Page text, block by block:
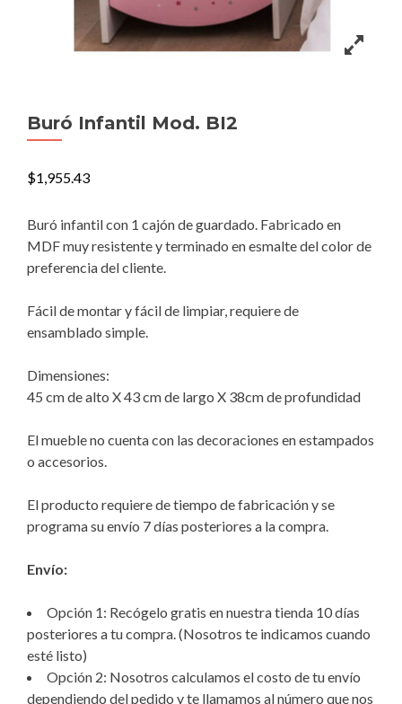
Buró Infantil Mod. BI2
$1,955.43
Buró infantil con 1 cajón de guardado. Fabricado en
MDF muy resistente y terminado en esmalte del color de
preferencia del cliente.
Fácil de montar y fácil de limpiar, requiere de
ensamblado simple.
Dimensiones:
45 cm de alto X 43 cm de largo X 38cm de profundidad
El mueble no cuenta con las decoraciones en estampados
o accesorios.
El producto requiere de tiempo de fabricación y se
programa su envío 7 días posteriores a la compra.
Envío:
Opción 1: Recógelo gratis en nuestra tienda 10 días
posteriores a tu compra. (Nosotros te indicamos cuando
esté listo)
Opción 2: Nosotros calculamos el costo de tu envío
dependiendo del pedido y te llamamos al número que nos